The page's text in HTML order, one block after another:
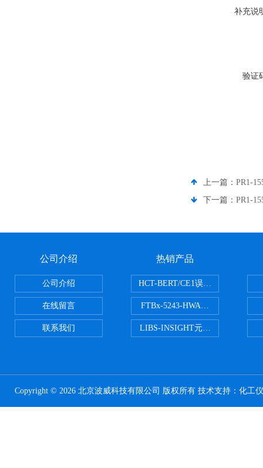
补充说
验证
上一篇： PR1-
下一篇： PR1-
公司介绍
公司介绍
在线留言
联系我们
热销产品
HCT-BERT/CE1误码测试仪
FTBx-5243-HWA光谱分析仪
LIBS-INSIGHT元素光谱分析仪
Copyright © 2026 北京波威科技有限公司 版权所有 技术支持： 化工